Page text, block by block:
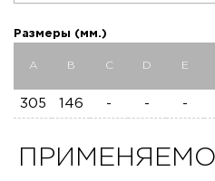
Размеры (мм.)
A B C D E
305 146 - - -